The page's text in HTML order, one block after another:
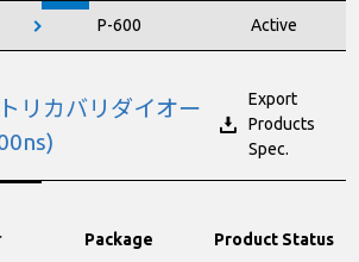
P-600 Active
リカバリダイオー
Export
Products
Spec.
Package Product Status